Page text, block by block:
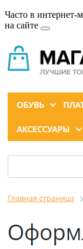
Часто в интернет-
на сайте